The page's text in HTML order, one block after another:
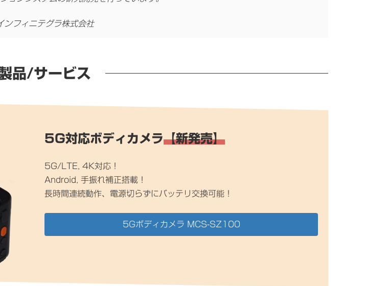
ンフィニテグラ株式会社
品/サービス
5G対応ボディカメラ【新発売】
5G/LTE, 4K対応！
Android, 手振れ補正搭載！
長時間連続動作、電源切らずにバッテリ交換可能！
5Gボディカメラ MCS-SZ100